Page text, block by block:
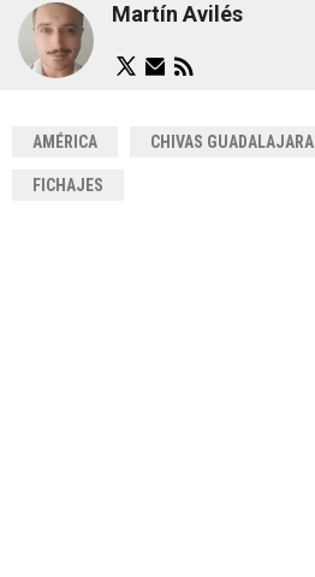
Martín Avilés
AMÉRICA CHIVAS GUADALAJARA
FICHAJES